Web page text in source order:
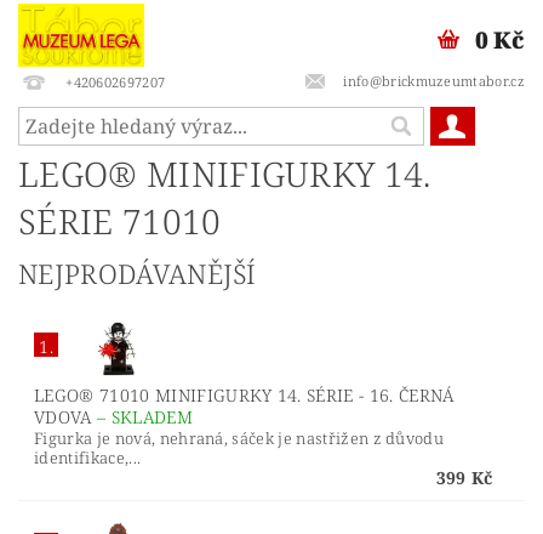
+420602697207 info@brickmuzeumtabor.cz
0 Kč
LEGO® MINIFIGURKY 14.
SÉRIE 71010
NEJPRODÁVANĚJŠÍ
1.
LEGO® 71010 MINIFIGURKY 14. SÉRIE - 16. ČERNÁ
VDOVA– SKLADEM
Figurka je nová, nehraná, sáček je nastřižen z důvodu
identifikace,...
399 Kč